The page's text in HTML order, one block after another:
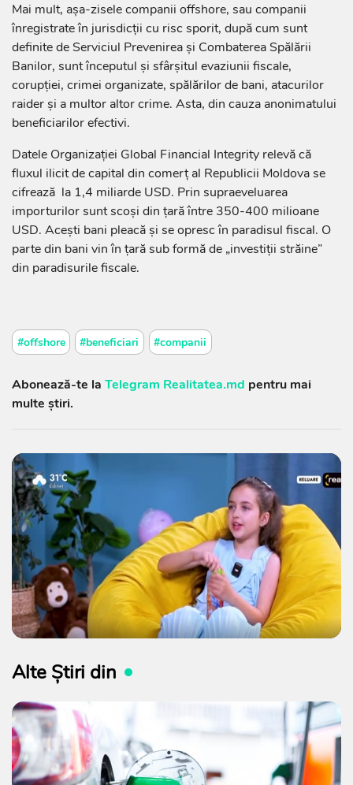
Mai mult, așa-zisele companii offshore, sau companii
înregistrate în jurisdicții cu risc sporit, după cum sunt
definite de Serviciul Prevenirea și Combaterea Spălării
Banilor, sunt începutul și sfârșitul evaziunii fiscale,
corupției, crimei organizate, spălărilor de bani, atacurilor
raider și a multor altor crime. Asta, din cauza anonimatului
beneficiarilor efectivi.
Datele Organizației Global Financial Integrity relevă că
fluxul ilicit de capital din comerț al Republicii Moldova se
cifrează la 1,4 miliarde USD. Prin supraeveluarea
importurilor sunt scoși din țară între 350-400 milioane
USD. Acești bani pleacă și se opresc în paradisul fiscal. O
parte din bani vin în țară sub formă de „investiții străine”
din paradisurile fiscale.
#offshore #beneficiari #companii
Abonează-te la Telegram Realitatea.md pentru mai
multe știri.
Alte Știri din